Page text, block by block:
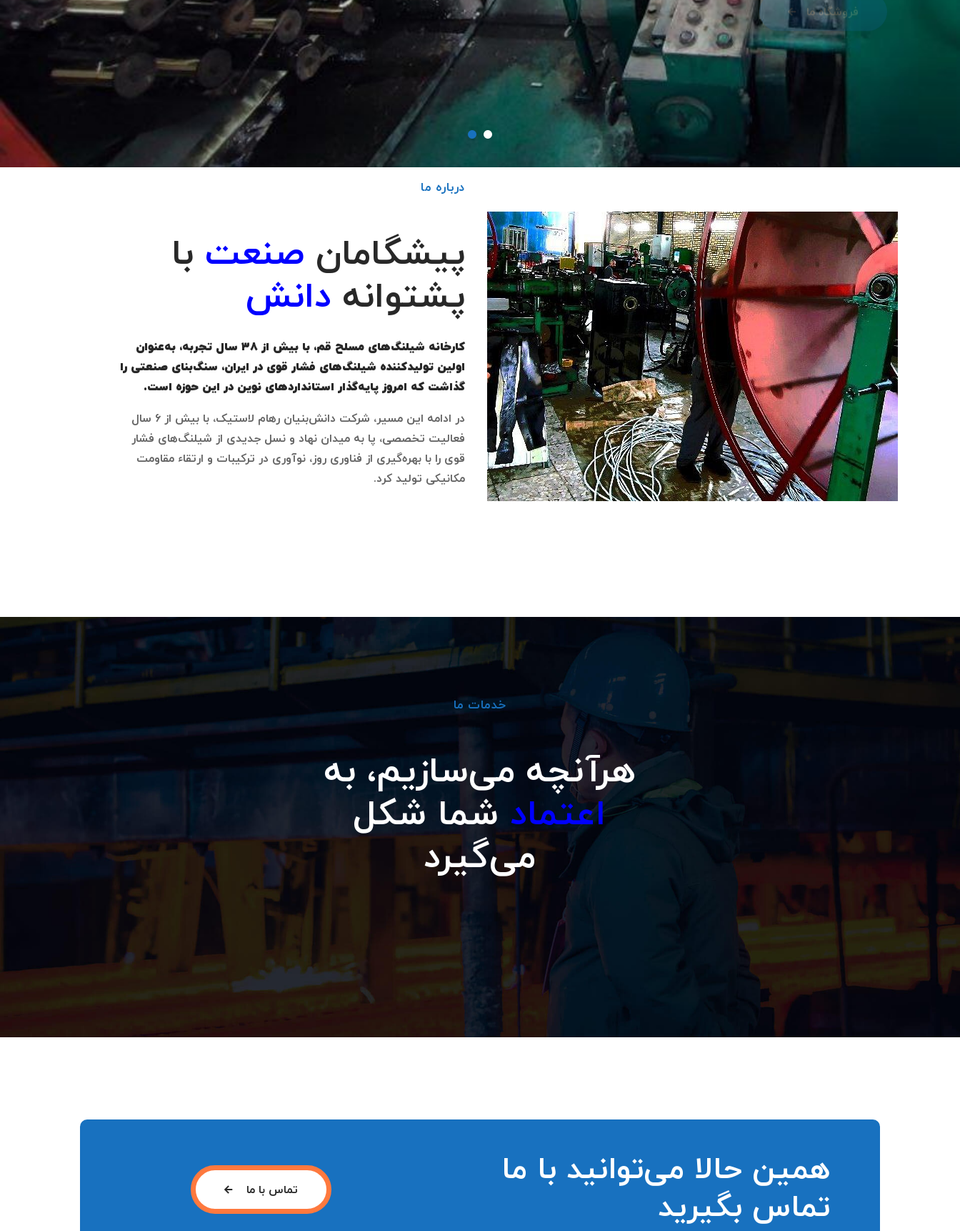
درباره ما
پیشگامان صنعت با
پشتوانه دانش
کارخانه شیلنگ‌های مسلح قم، با بیش از ۳۸ سال تجربه، به‌عنوان
اولین تولیدکننده شیلنگ‌های فشار قوی در ایران، سنگ‌بنای صنعتی را
گذاشت که امروز پایه‌گذار استانداردهای نوین در این حوزه است.
در ادامه این مسیر، شرکت دانش‌بنیان رهام لاستیک، با بیش از ۶ سال
فعالیت تخصصی، پا به میدان نهاد و نسل جدیدی از شیلنگ‌های فشار
قوی را با بهره‌گیری از فناوری روز، نوآوری در ترکیبات و ارتقاء مقاومت
مکانیکی تولید کرد.
خدمات ما
هرآنچه می‌سازیم، به
اعتماد شما شکل
می‌گیرد
همین حالا می‌توانید با ما
تماس بگیرید
تماس با ما